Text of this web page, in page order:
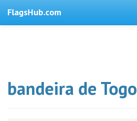
FlagsHub.com
bandeira de Togo